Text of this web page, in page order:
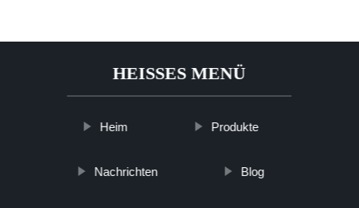
HEISSES MENÜ
Heim Produkte
Nachrichten Blog